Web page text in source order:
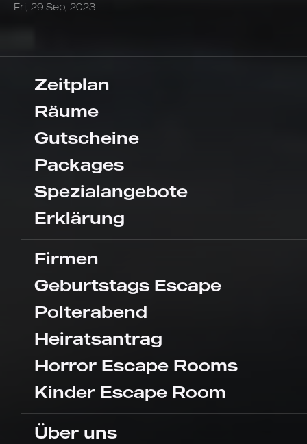
Fri, 29 Sep, 2023
Zeitplan
Räume
Gutscheine
Packages
Spezialangebote
Erklärung
Firmen
Geburtstags Escape
Polterabend
Heiratsantrag
Horror Escape Rooms
Kinder Escape Room
Über uns